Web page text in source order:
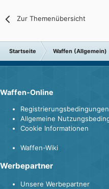
Zur Themenübersicht
Startseite Waffen (Allgemein)
Waffen-Online
Registrierungsbedingungen
Allgemeine
Cookie Informationen
Waffen-Wiki
Werbepartner
Unsere Werbepartner